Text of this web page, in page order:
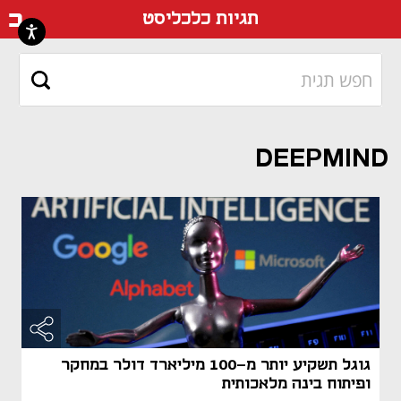
תגיות כלכליסט
DEEPMIND
גוגל תשקיע יותר מ-100 מיליארד דולר במחקר
ופיתוח בינה מלאכותית